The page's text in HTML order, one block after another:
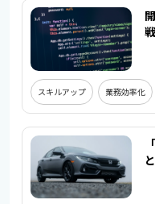
スキルアップ 業務効率化